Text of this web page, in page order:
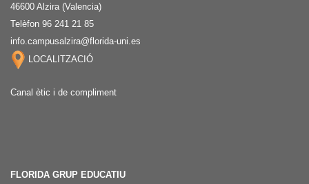
46600 Alzira (Valencia)
Telèfon 96 241 21 85
info.campusalzira@florida-uni.es
LOCALITZACIÓ
Canal ètic i de compliment
FLORIDA GRUP EDUCATIU